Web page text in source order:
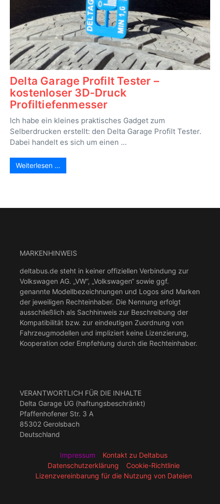
Delta Garage Profilt Tester –
kostenloser 3D-Druck
Profiltiefenmesser
Ich habe ein kleines praktisches Gadget zum
Selberdrucken erstellt: den Delta Garage Profilt Tester.
Dabei handelt es sich um einen ...
Weiterlesen …
MARKENHINWEIS
deltabus.de steht in keiner offiziellen Verbindung zur
Volkswagen AG. „VW“, „Volkswagen“ sowie ggf.
genannte Modellbezeichnungen und Logos sind Marken
der jeweiligen Rechteinhaber. Die Nennung erfolgt
ausschließlich als Sachhinweis zur Beschreibung der
Kompatibilität bzw. zur eindeutigen Zuordnung von
Fahrzeugmodellen und impliziert keine Lizenzierung,
Kooperation oder Empfehlung durch die Rechteinhaber.
VERANTWORTLICH FÜR DIE INHALTE
Delta Garage UG (haftungsbeschränkt)
Pfaffenhofener Str. 3 A
85302 Gerolsbach
Deutschland
Impressum
Kontakt zu Deltabus
Datenschutzerklärung
Cookie-Richtlinie
Lizenzvereinbarung für die Nutzung von Dateien